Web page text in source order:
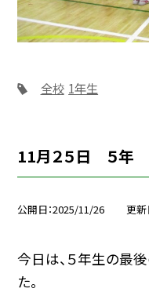
全校 1年生
11月２５日 ５年
公開日 2025/11/26 更新
今日は、５年生の最
た。